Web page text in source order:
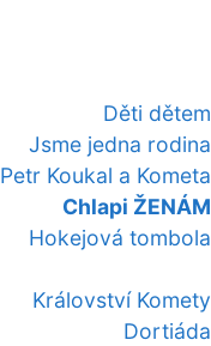
Děti dětem
Jsme jedna rodina
Petr Koukal a Kometa
Chlapi ŽENÁM
Hokejová tombola
Království Komety
Dortiáda